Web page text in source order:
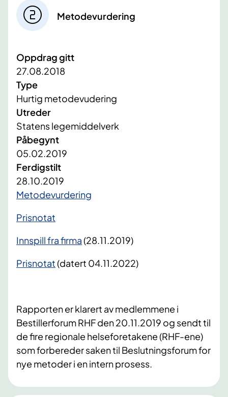
Metodevurdering
Oppdrag gitt
27.08.2018
Type
Hurtig metodevudering
Utreder
Statens legemiddelverk
Påbegynt
05.02.2019
Ferdigstilt
28.10.2019
Metodevurdering
Prisnotat
Innspill fra firma(28.11.2019)
Prisnotat(datert 04.11.2022)
Rapporten er klarert av medlemmene i
Bestillerforum RHF den 20.11.2019 og sendt til
de fire regionale helseforetakene (RHF-ene)
som forbereder saken til Beslutningsforum for
nye metoder i en intern prosess.